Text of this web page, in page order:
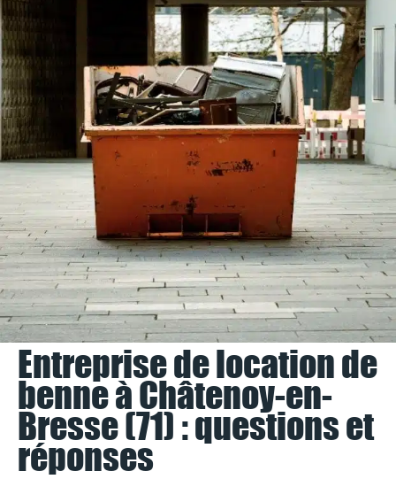
Entreprise de location de
benne à Châtenoy-en-
Bresse (71) : questions et
réponses